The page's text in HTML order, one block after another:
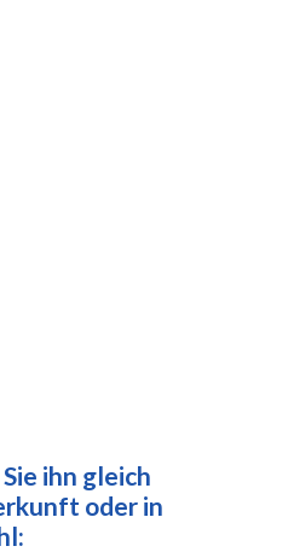
ihn gleich
oder in